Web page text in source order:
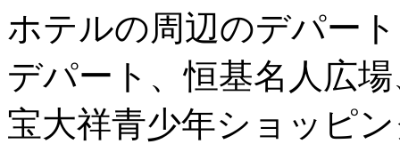
ホテルの周辺のデパー
デパート、恒基名人広
宝大祥青少年ショッピ